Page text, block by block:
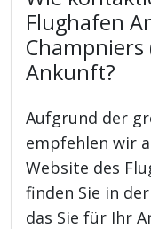
Flughafen
Champniers
Ankunft?
Aufgrund der
empfehlen wir
Website des
finden Sie in
das Sie für Ihr